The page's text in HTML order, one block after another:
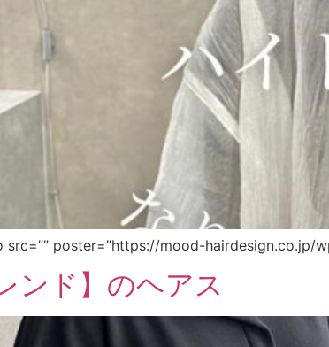
src=”” poster=”https://mood-
ンド】のヘアス